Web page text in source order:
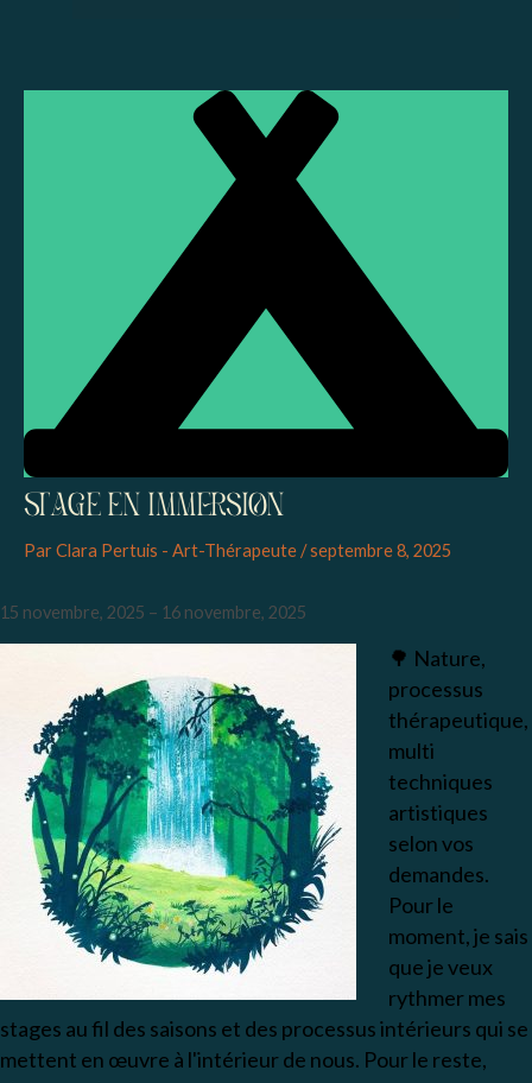
STAGE EN IMMERSION
ParClara Pertuis - Art-Thérapeute/septembre 8, 2025
15 novembre, 2025 – 16 novembre, 2025
🌳 Nature,
processus
thérapeutique,
multi
techniques
artistiques
selon vos
demandes.
Pour le
moment, je sais
que je veux
rythmer mes
stages au fil des saisons et des processus intérieurs qui se
mettent en œuvre à l'intérieur de nous. Pour le reste,